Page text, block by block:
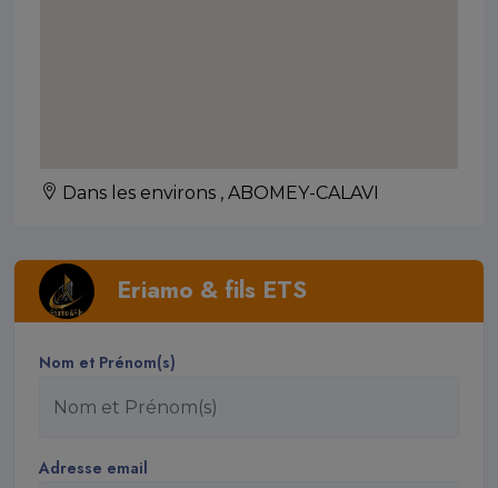
Dans les environs , ABOMEY-CALAVI
Eriamo & fils ETS
Nom et Prénom(s)
Adresse email